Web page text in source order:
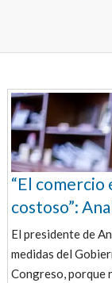
“El
costoso”:
El presidente de
medidas del
Congreso, porque